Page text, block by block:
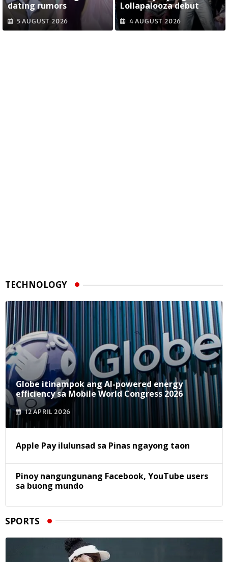
dating rumors
5 AUGUST 2026
Lollapalooza debut
4 AUGUST 2026
TECHNOLOGY
Globe itinampok ang AI-powered energy
efficiency sa Mobile World Congress 2026
12 APRIL 2026
Apple Pay ilulunsad sa Pinas ngayong taon
Pinoy nangungunang Facebook, YouTube users
sa buong mundo
SPORTS